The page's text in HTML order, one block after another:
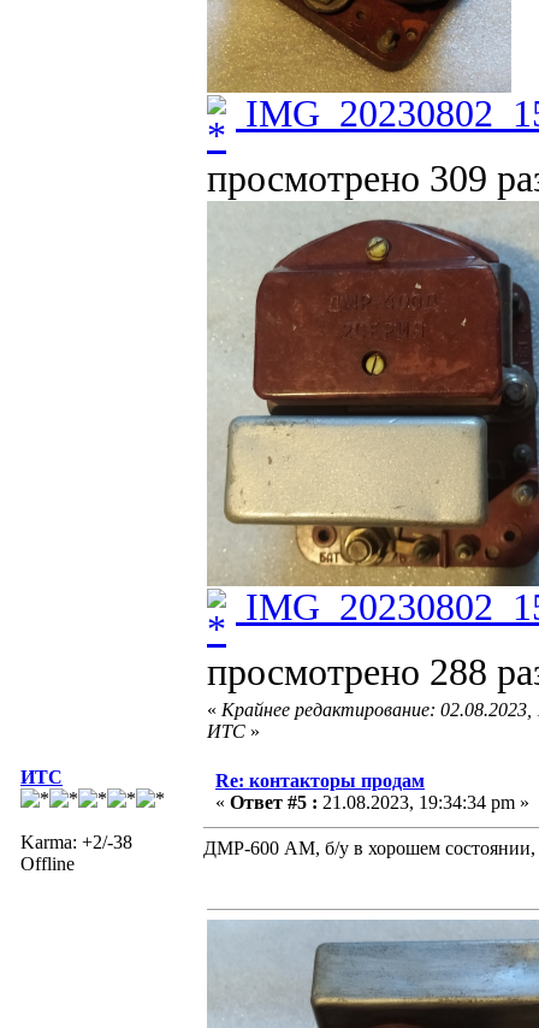
просмотрено 309
просмотрено 288
« Крайнее редактирование:
ИТС »
ИТС
Karma: +2/-38
Offline
Re: контакторы продам
« Ответ #5 : 21.08.2023, 19:34:34 pm »
ДМР-600 АМ, б/у в хорошем состоянии,